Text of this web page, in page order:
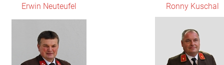
Erwin Neuteufel
Ronny Kuschal